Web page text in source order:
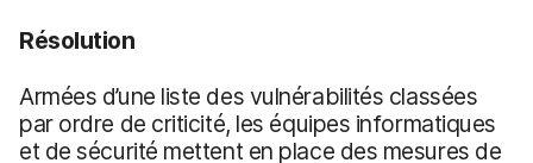
Résolution
Armées d’une liste des vulnérabilités classées
par ordre de criticité, les équipes informatiques
et de sécurité mettent en place des mesures de